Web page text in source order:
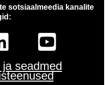
sotsiaalmeedia kanalite
seadmed